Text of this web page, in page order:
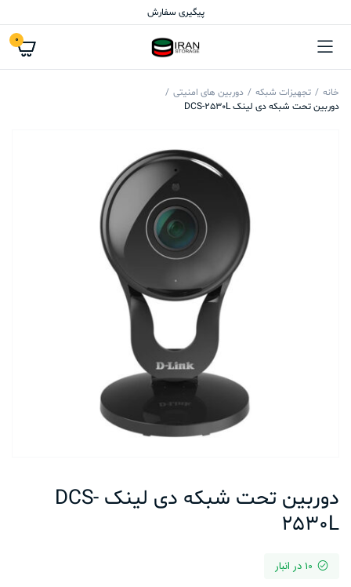
پیگیری سفارش
0
خانه تجهیزات شبکه
دوربین های امنیتی
دوربین تحت شبکه دی لینک DCS-2530L
دوربین تحت شبکه دی لینک DCS-
2530L
10 در انبار